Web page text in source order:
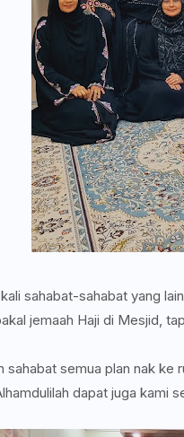
sahabat-sahabat yang
jemaah Haji di Mesjid,
sahabat semua plan nak
dapat juga kami